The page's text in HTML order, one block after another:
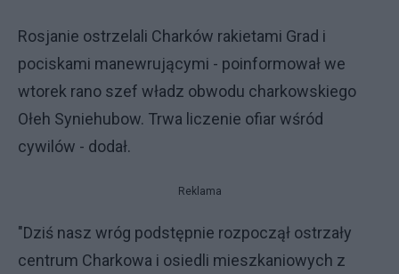
Rosjanie ostrzelali Charków rakietami Grad i
pociskami manewrującymi - poinformował we
wtorek rano szef władz obwodu charkowskiego
Ołeh Syniehubow. Trwa liczenie ofiar wśród
cywilów - dodał.
Reklama
"Dziś nasz wróg podstępnie rozpoczął ostrzały
centrum Charkowa i osiedli mieszkaniowych z